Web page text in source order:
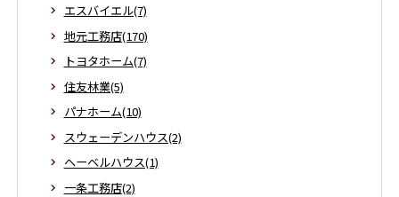
エスバイエル(7)
地元工務店(170)
トヨタホーム(7)
住友林業(5)
パナホーム(10)
スウェーデンハウス(2)
ヘーベルハウス(1)
一条工務店(2)